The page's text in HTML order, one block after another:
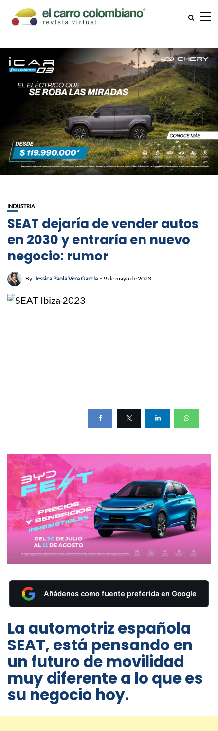
INDUSTRIA
SEAT dejaría de vender autos
en 2030 y entraría en nuevo
negocio: rumor
By Jessica Paola Vera García 9 de mayo de 2023
Añádenos como fuente preferida en Google
La automotriz española
SEAT, está pensando en
un futuro de movilidad
muy diferente a lo que es
su negocio hoy.